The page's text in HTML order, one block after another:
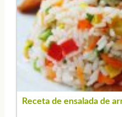
Receta de ensalada de